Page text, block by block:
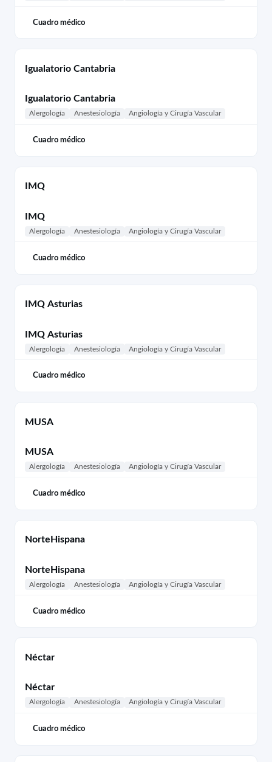
Cuadro médico
Igualatorio Cantabria
Igualatorio Cantabria
Alergología Anestesiología Angiología y Cirugía Vascular
Cuadro médico
IMQ
IMQ
Alergología Anestesiología Angiología y Cirugía Vascular
Cuadro médico
IMQ Asturias
IMQ Asturias
Alergología Anestesiología Angiología y Cirugía Vascular
Cuadro médico
MUSA
MUSA
Alergología Anestesiología Angiología y Cirugía Vascular
Cuadro médico
NorteHispana
NorteHispana
Alergología Anestesiología Angiología y Cirugía Vascular
Cuadro médico
Néctar
Néctar
Alergología Anestesiología Angiología y Cirugía Vascular
Cuadro médico